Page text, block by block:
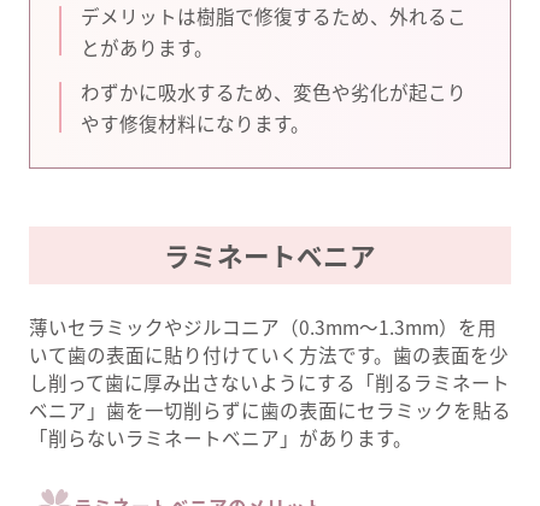
デメリットは樹脂で修復するため、外れるこ
とがあります。
わずかに吸水するため、変色や劣化が起こり
やす修復材料になります。
ラミネートベニア
薄いセラミックやジルコニア（0.3mm〜1.3mm）を用
いて歯の表面に貼り付けていく方法です。歯の表面を少
し削って歯に厚み出さないようにする「削るラミネート
ベニア」歯を一切削らずに歯の表面にセラミックを貼る
「削らないラミネートベニア」があります。